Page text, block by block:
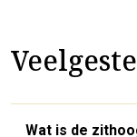
Wat is de